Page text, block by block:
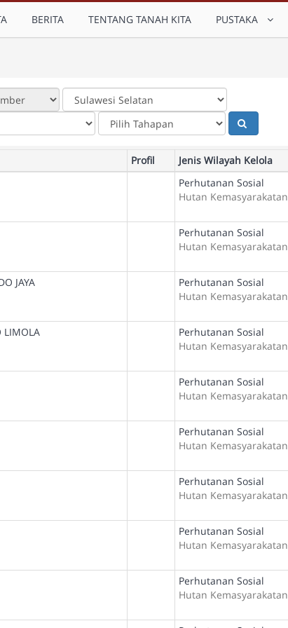
BERITA TENTANG TANAH KITA PUSTAKA
Profil Jenis Wilayah Kelola
Perhutanan Sosial
Hutan Kemasyarakatan
Perhutanan Sosial
Hutan Kemasyarakatan
JAYA
Perhutanan Sosial
Hutan Kemasyarakatan
LIMOLA
Perhutanan Sosial
Hutan Kemasyarakatan
Perhutanan Sosial
Hutan Kemasyarakatan
Perhutanan Sosial
Hutan Kemasyarakatan
Perhutanan Sosial
Hutan Kemasyarakatan
Perhutanan Sosial
Hutan Kemasyarakatan
Perhutanan Sosial
Hutan Kemasyarakatan